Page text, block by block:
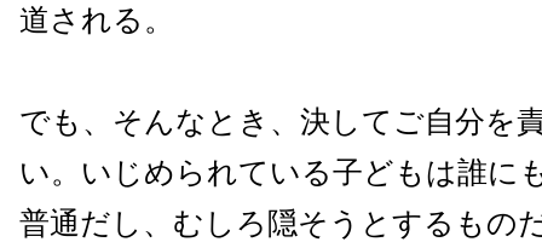
道される。
でも、そんなとき、決してご自分を
い。いじめられている子どもは誰に
普通だし、むしろ隠そうとするもの